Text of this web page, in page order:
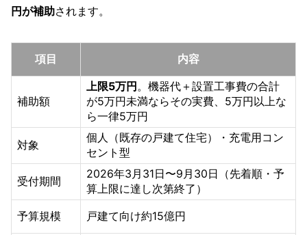
円が補助されます。
項目 内容
補助額
上限5万円。機器代＋設置工事費の合計
が5万円未満ならその実費、5万円以上な
ら一律5万円
対象
個人（既存の戸建て住宅）・充電用コン
セント型
受付期間
2026年3月31日〜9月30日（先着順・予
算上限に達し次第終了）
予算規模
戸建て向け約15億円